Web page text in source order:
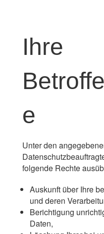
Ihre
e
Unter den
folgende Rechte
Auskunft über Ihre
und deren
Berichtigung
Daten,